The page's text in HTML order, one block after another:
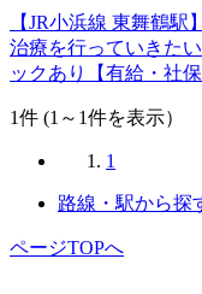
【JR小浜線 東舞鶴
治療を行っていきた
ックあり【有給・社
1件 (1～1件を表示）
1
路線・駅から探
ページTOPへ